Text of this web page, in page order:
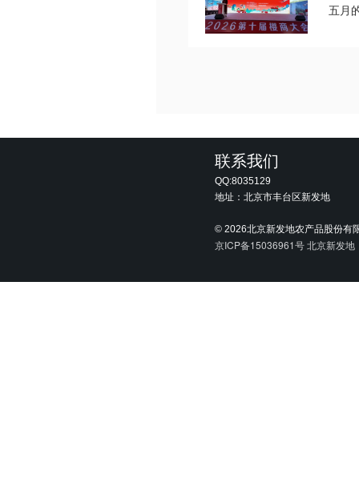
五月
联系我们
QQ:8035129
地址：北京市丰台区新发地
© 2026北京新发地农产品股份有
京ICP备15036961号北京新发地